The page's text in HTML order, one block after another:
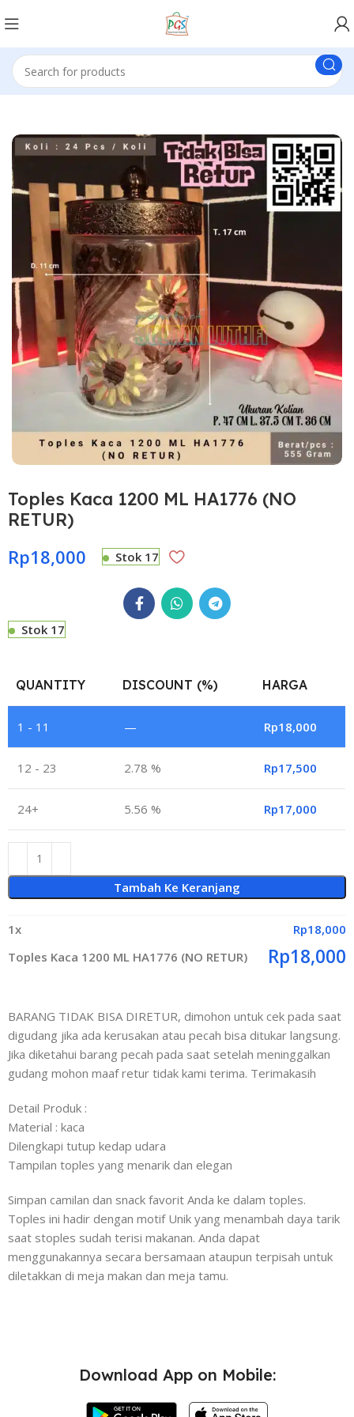
Toples Kaca 1200 ML HA1776 (NO
RETUR)
Rp18,000 Stok 17
Stok 17
QUANTITY DISCOUNT (%) HARGA
1 - 11 — Rp18,000
12 - 23 2.78 % Rp17,500
24+ 5.56 % Rp17,000
Tambah Ke Keranjang
1x Rp18,000
Toples Kaca 1200 ML HA1776 (NO RETUR)
Rp18,000
BARANG TIDAK BISA DIRETUR, dimohon untuk cek pada saat
digudang jika ada kerusakan atau pecah bisa ditukar langsung.
Jika diketahui barang pecah pada saat setelah meninggalkan
gudang mohon maaf retur tidak kami terima. Terimakasih
Detail Produk :
Material : kaca
Dilengkapi tutup kedap udara
Tampilan toples yang menarik dan elegan
Simpan camilan dan snack favorit Anda ke dalam toples.
Toples ini hadir dengan motif Unik yang menambah daya tarik
saat stoples sudah terisi makanan. Anda dapat
menggunakannya secara bersamaan ataupun terpisah untuk
diletakkan di meja makan dan meja tamu.
Download App on Mobile: